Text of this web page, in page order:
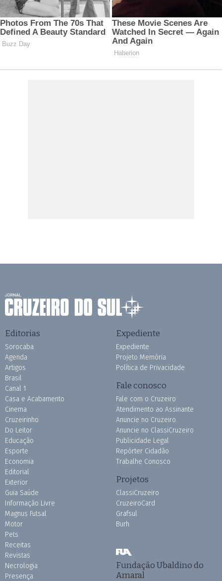
Editorias
Sorocaba
Agenda
Artigos
Brasil
Canal 1
Casa e Acabamento
Cinema
Cruzeirinho
Do Leitor
Educação
Esporte
Economia
Editorial
Exterior
Guia Saúde
Informação Livre
Magnus Futsal
Motor
Pets
Receitas
Revistas
Necrologia
Presença
Expediente
Expediente
Projeto Memória
Política de Privacidade
Fale conosco
Fale com o Cruzeiro
Atendimento ao Assinante
Anuncie no Cruzeiro
Anuncie no ClassiCruzeiro
Publicidade Legal
Repórter Cidadão
Trabalhe Conosco
Projetos
ClassiCruzeiro
CruzeiroCard
Grafsul
Burh
Fundação Ubaldino do
Amaral